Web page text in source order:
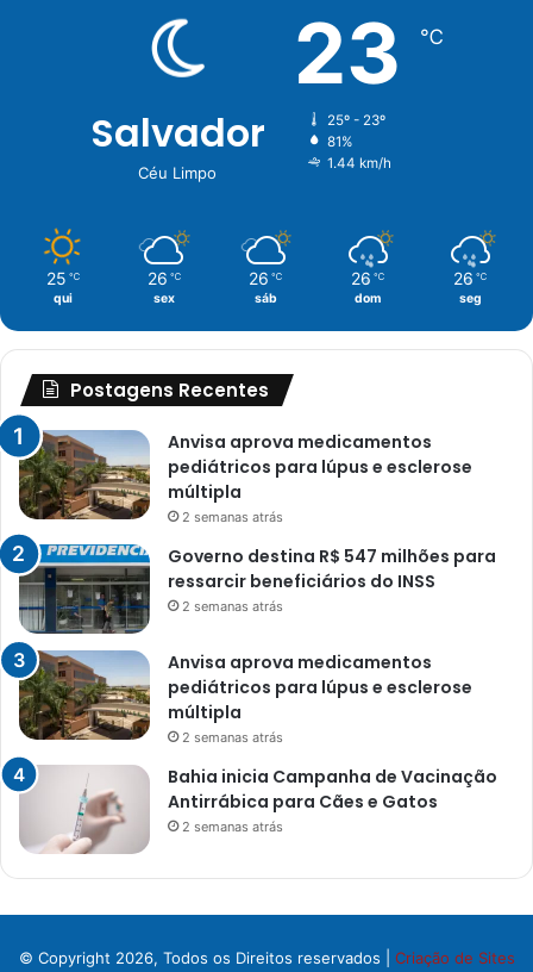
Salvador
Céu Limpo
23 ℃
25º - 23º
81%
1.44 km/h
25 ℃
qui
26 ℃
sex
26 ℃
sáb
26 ℃
dom
26 ℃
seg
Postagens Recentes
Anvisa aprova medicamentos
pediátricos para lúpus e esclerose
múltipla
2 semanas atrás
Governo destina R$ 547 milhões para
ressarcir beneficiários do INSS
2 semanas atrás
Anvisa aprova medicamentos
pediátricos para lúpus e esclerose
múltipla
2 semanas atrás
Bahia inicia Campanha de Vacinação
Antirrábica para Cães e Gatos
2 semanas atrás
© Copyright 2026, Todos os Direitos reservados | Criação de Sites